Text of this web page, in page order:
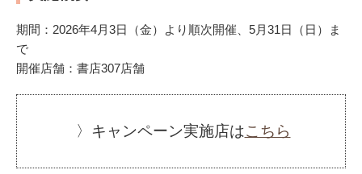
期間：2026年4月3日（金）より順次開催、5月31日（日）ま
で
開催店舗：書店307店舗
〉キャンペーン実施店はこちら